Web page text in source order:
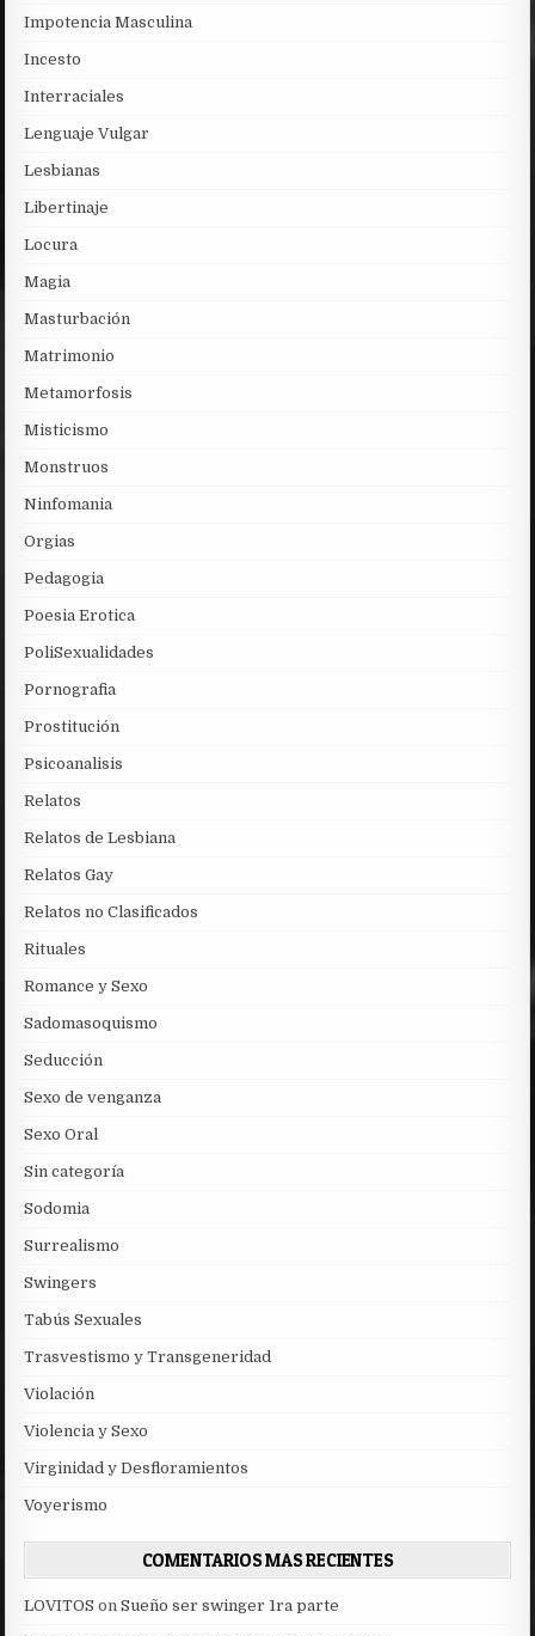
Impotencia Masculina
Incesto
Interraciales
Lenguaje Vulgar
Lesbianas
Libertinaje
Locura
Magia
Masturbación
Matrimonio
Metamorfosis
Misticismo
Monstruos
Ninfomania
Orgias
Pedagogia
Poesia Erotica
PoliSexualidades
Pornografia
Prostitución
Psicoanalisis
Relatos
Relatos de Lesbiana
Relatos Gay
Relatos no Clasificados
Rituales
Romance y Sexo
Sadomasoquismo
Seducción
Sexo de venganza
Sexo Oral
Sin categoría
Sodomia
Surrealismo
Swingers
Tabús Sexuales
Trasvestismo y Transgeneridad
Violación
Violencia y Sexo
Virginidad y Desfloramientos
Voyerismo
COMENTARIOS MAS RECIENTES
LOVITOS onSueño ser swinger 1ra parte